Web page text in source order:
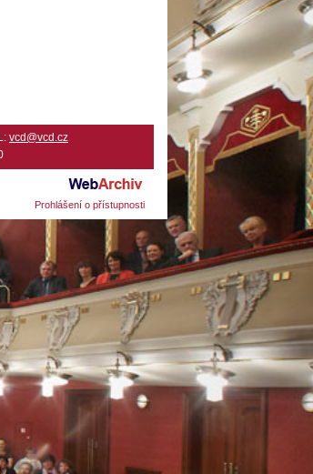
vcd@vcd.cz
Prohlášení o přístupnosti